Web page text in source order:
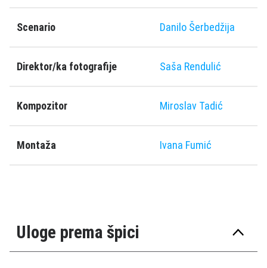
Scenario Danilo Šerbedžija
Direktor/ka fotografije Saša Rendulić
Kompozitor Miroslav Tadić
Montaža Ivana Fumić
Uloge prema špici